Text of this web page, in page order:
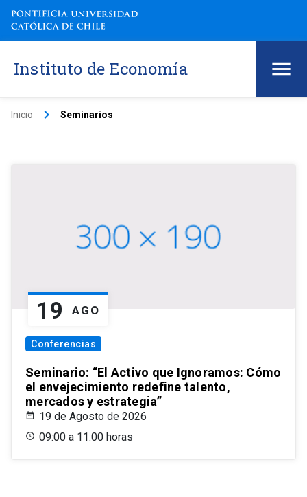
Instituto de Economía
Inicio keyboard_arrow_right Seminarios
19 AGO
Conferencias
Seminario: “El Activo que Ignoramos: Cómo
el envejecimiento redefine talento,
mercados y estrategia”
19 de Agosto de 2026
09:00 a 11:00 horas